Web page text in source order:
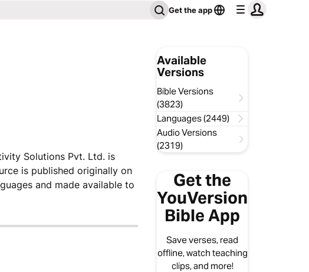
Get the app
Solutions Pvt. Ltd. is
is published originally on
and made available to
Available
Versions
Bible Versions
(3823)
Languages (2449)
Audio Versions
(2319)
Get the
YouVersion
Bible App
Save verses, read
offline, watch teaching
clips, and more!